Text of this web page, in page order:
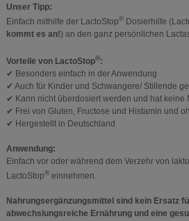
Unser Tipp:
Einfach mithilfe der LactoStop®Dosierhilfe
kommt es an!) an den ganz persönlichen
Vorteile von LactoStop®:
✔ Besonders einfach in der Anwendung
✔ Auch für Kinder und Schwangere/ Stillende
✔ Kann nicht überdosiert werden und hat keine
✔ Frei von Gluten, Fructose und Histamin und
✔ Hergestellt in Deutschland
Anwendung:
Einfach vor oder während dem Verzehr von
LactoStop®einnehmen.
Nahrungsergänzungsmittel sind kein Ersatz
abwechslungsreiche Ernährung und eine